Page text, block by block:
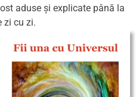
aduse și explicate până la
zi cu zi.